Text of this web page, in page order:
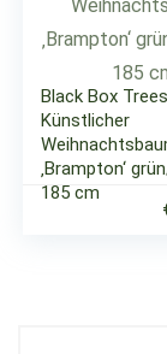
Black Box Trees
Künstlicher
‚Brampton‘
185 cm